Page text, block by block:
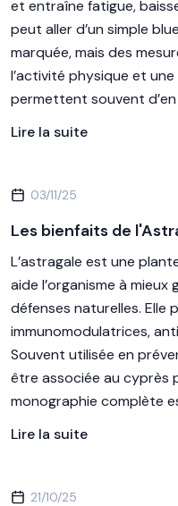
et entraîne fatigue,
peut aller d’un simple
marquée, mais des
l’activité physique et
permettent souvent
Lire la suite
03/11/25
Les bienfaits de
L’astragale est une
aide l’organisme à
défenses naturelles. Elle
immunomodulatrices,
Souvent utilisée en
être associée au cyprès
monographie complète
Lire la suite
21/10/25